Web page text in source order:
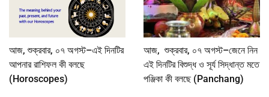
আজ, শুক্রবার, ০৭ অগস্ট–এই দিনটির
আপনার রাশিফল কী বলছে
(Horoscopes)
আজ, শুক্রবার, ০৭ অগস্ট–জেনে নিন
এই দিনটির বিশুদ্ধ ও সূর্য সিদ্ধান্ত মতে
পঞ্জিকা কী বলছে (Panchang)